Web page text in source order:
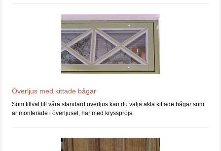
Överljus med kittade bågar
Som tillval till våra standard överljus kan du välja äkta kittade bågar som
är monterade i överljuset, här med krysspröjs.